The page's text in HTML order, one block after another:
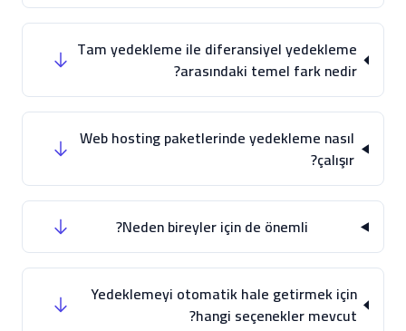
Tam yedekleme ile diferansiyel yedekleme
arasındaki temel fark nedir?
Web hosting paketlerinde yedekleme nasıl
çalışır?
Neden bireyler için de önemli?
Yedeklemeyi otomatik hale getirmek için
hangi seçenekler mevcut?